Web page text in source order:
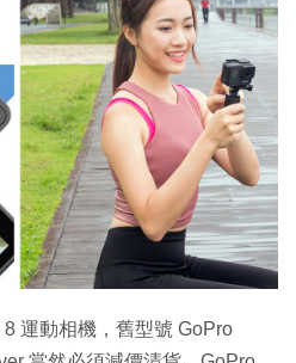
運動相機，舊型號 GoPro